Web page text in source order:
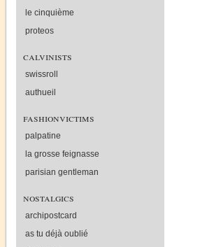
le cinquième
proteos
calvinists
swissroll
authueil
fashionvictims
palpatine
la grosse feignasse
parisian gentleman
nostalgics
archipostcard
as tu déjà oublié